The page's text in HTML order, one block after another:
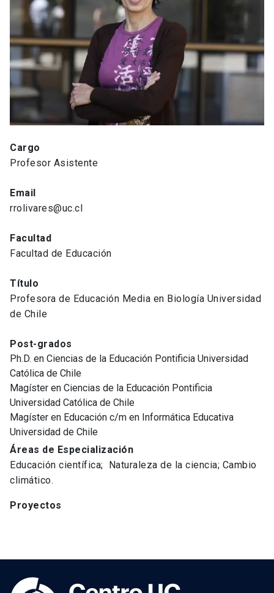
Cargo
Profesor Asistente
Email
rrolivares@uc.cl
Facultad
Facultad de Educación
Título
Profesora de Educación Media en Biología Universidad
de Chile
Post-grados
Ph.D. en Ciencias de la Educación Pontificia Universidad
Católica de Chile
Magíster en Ciencias de la Educación Pontificia
Universidad Católica de Chile
Magíster en Educación c/m en Informática Educativa
Universidad de Chile
Áreas de Especialización
Educación científica; Naturaleza de la ciencia; Cambio
climático.
Proyectos